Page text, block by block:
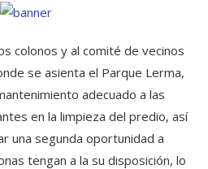
colonos y al comité de vecinos
se asienta el Parque Lerma,
adecuado a las
en la limpieza del predio, así
una segunda oportunidad a
tengan a la su disposición, lo